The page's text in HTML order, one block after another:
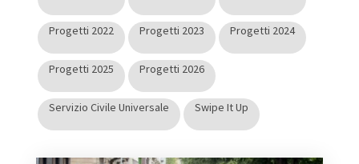
Progetti 2022 Progetti 2023 Progetti 2024
Progetti 2025 Progetti 2026
Servizio Civile Universale Swipe It Up